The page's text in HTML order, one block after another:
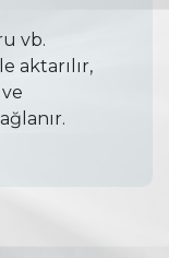
vb.
aktarılır,